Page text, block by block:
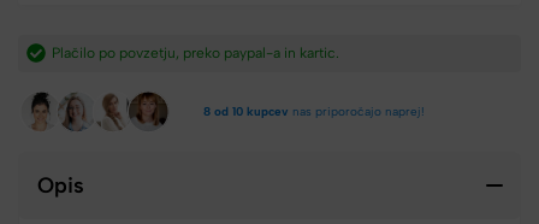
Hitra dostava iz Slovenije v 2-4 dneh.​
8 od 10 kupcev nas priporočajo naprej!
Opis